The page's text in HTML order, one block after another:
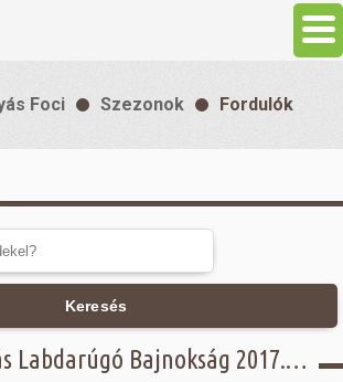
Foci Szezonok Fordulók
Keresés
Városi Kispályás Labdarúgó Bajnokság 2017. - Fordulók - Öregfiúk Alsóház